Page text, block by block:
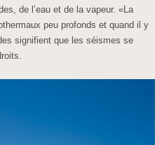
de l’eau et de la vapeur. «La
peu profonds et quand il y
signifient que les séismes se